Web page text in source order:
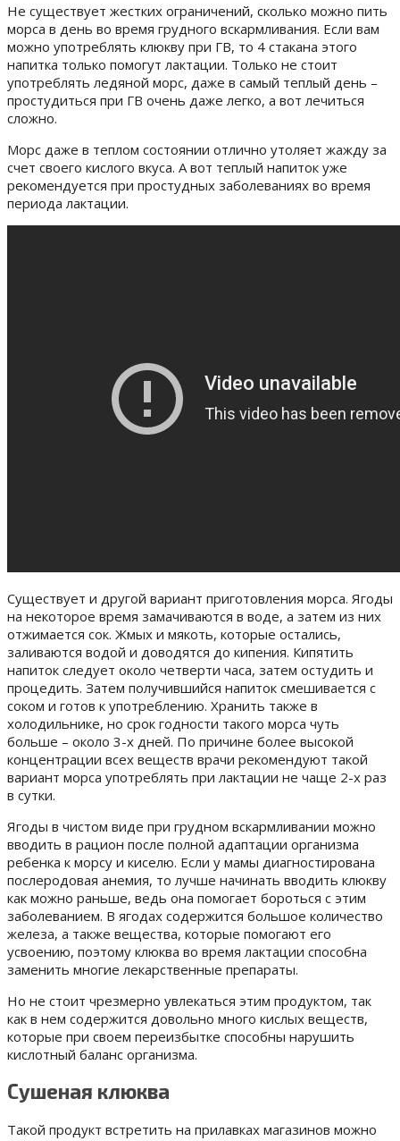
Не существует жестких ограничений, сколько можно пить
морса в день во время грудного вскармливания. Если вам
можно употреблять клюкву при ГВ, то 4 стакана этого
напитка только помогут лактации. Только не стоит
употреблять ледяной морс, даже в самый теплый день –
простудиться при ГВ очень даже легко, а вот лечиться
сложно.
Морс даже в теплом состоянии отлично утоляет жажду за
счет своего кислого вкуса. А вот теплый напиток уже
рекомендуется при простудных заболеваниях во время
периода лактации.
Существует и другой вариант приготовления морса. Ягоды
на некоторое время замачиваются в воде, а затем из них
отжимается сок. Жмых и мякоть, которые остались,
заливаются водой и доводятся до кипения. Кипятить
напиток следует около четверти часа, затем остудить и
процедить. Затем получившийся напиток смешивается с
соком и готов к употреблению. Хранить также в
холодильнике, но срок годности такого морса чуть
больше – около 3-х дней. По причине более высокой
концентрации всех веществ врачи рекомендуют такой
вариант морса употреблять при лактации не чаще 2-х раз
в сутки.
Ягоды в чистом виде при грудном вскармливании можно
вводить в рацион после полной адаптации организма
ребенка к морсу и киселю. Если у мамы диагностирована
послеродовая анемия, то лучше начинать вводить клюкву
как можно раньше, ведь она помогает бороться с этим
заболеванием. В ягодах содержится большое количество
железа, а также вещества, которые помогают его
усвоению, поэтому клюква во время лактации способна
заменить многие лекарственные препараты.
Но не стоит чрезмерно увлекаться этим продуктом, так
как в нем содержится довольно много кислых веществ,
которые при своем переизбытке способны нарушить
кислотный баланс организма.
Сушеная клюква
Такой продукт встретить на прилавках магазинов можно